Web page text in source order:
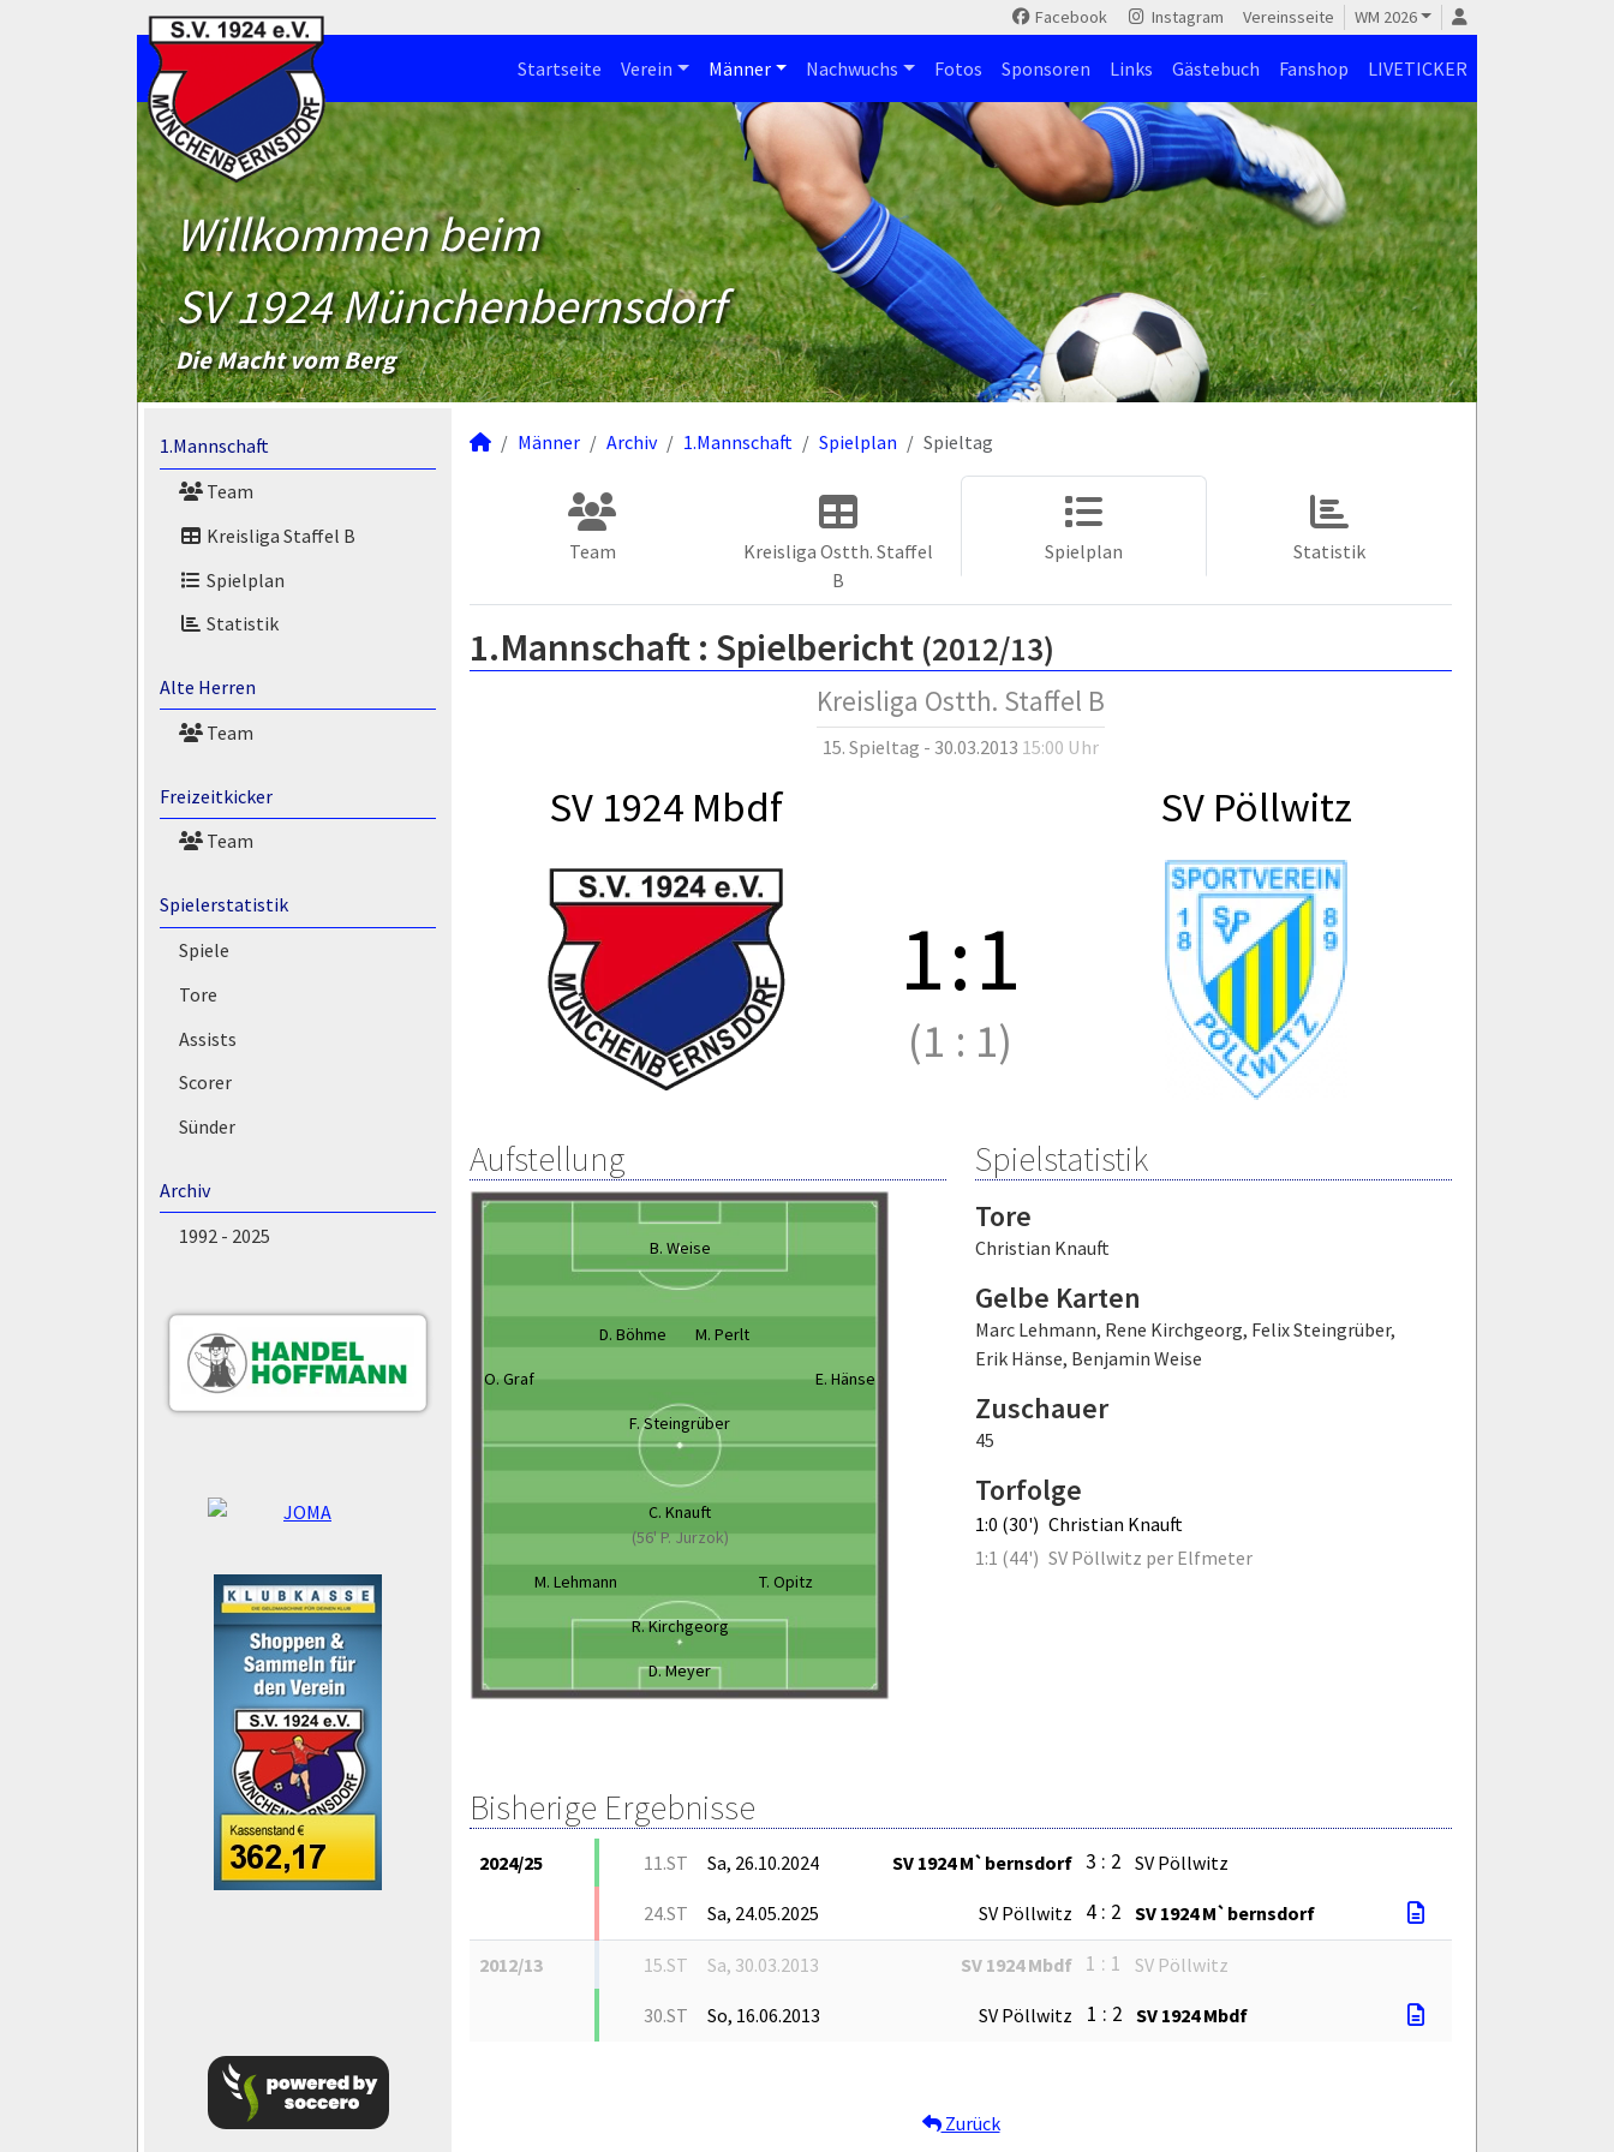
Facebook Instagram Vereinsseite WM 2026
Startseite Verein Männer Nachwuchs Fotos Sponsoren Links Gästebuch Fanshop LIVETICKER
Willkommen beim
SV 1924 Münchenbernsdorf
Die Macht vom Berg
1.Mannschaft
Team
Kreisliga Staffel B
Spielplan
Statistik
Alte Herren
Team
Freizeitkicker
Team
Spielerstatistik
Spiele
Tore
Assists
Scorer
Sünder
Archiv
1992 - 2025
Männer Archiv 1.Mannschaft Spielplan Spieltag
Team
Kreisliga Ostth. Staffel
B
Spielplan Statistik
1.Mannschaft : Spielbericht (2012/13)
Kreisliga Ostth. Staffel B
15. Spieltag - 30.03.2013 15:00 Uhr
SV 1924 Mbdf SV Pöllwitz
1:1
(1 : 1)
Aufstellung
B. Weise
D. Böhme M. Perlt
O. Graf E. Hänse
F. Steingrüber
C. Knauft
(56' P. Jurzok)
M. Lehmann T. Opitz
R. Kirchgeorg
D. Meyer
Spielstatistik
Tore
Christian Knauft
Gelbe Karten
Marc Lehmann, Rene Kirchgeorg, Felix Steingrüber,
Erik Hänse, Benjamin Weise
Zuschauer
45
Torfolge
1:0 (30') Christian Knauft
1:1 (44') SV Pöllwitz per Elfmeter
Bisherige Ergebnisse
2024/25 11.ST Sa, 26.10.2024 SV 1924 M`bernsdorf 3 : 2 SV Pöllwitz
24.ST Sa, 24.05.2025 SV Pöllwitz 4 : 2 SV 1924 M`bernsdorf
2012/13 15.ST Sa, 30.03.2013 SV 1924 Mbdf 1 : 1 SV Pöllwitz
30.ST So, 16.06.2013 SV Pöllwitz 1 : 2 SV 1924 Mbdf
Zurück